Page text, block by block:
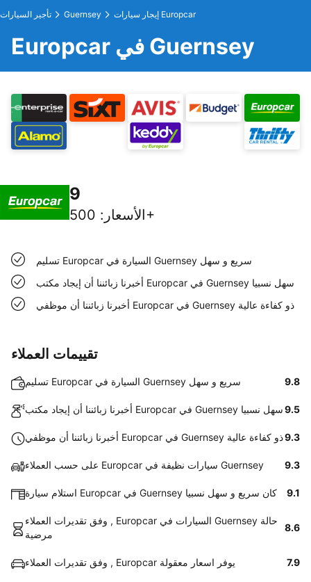
تأجير السيارات Guernsey إيجار سيارات Europcar
Europcar في Guernsey
9
الأسعار : 500+
تسليم Europcar السيارة في Guernsey سريع و سهل
أخبرنا زبائننا أن إيجاد مكتب Europcar في Guernsey سهل نسبيا
أخبرنا زبائننا أن موظفي Europcar في Guernsey ذو كفاءة عالية
تقييمات العملاء
تسليم Europcar السيارة في Guernsey سريع و سهل 9.8
أخبرنا زبائننا أن إيجاد مكتب Europcar في Guernsey سهل نسبيا9.5
أخبرنا زبائننا أن موظفي Europcar في Guernsey ذو كفاءة عالية9.3
على حسب العملاء Europcar سيارات نظيفة في Guernsey 9.3
استلام سيارة Europcar في Guernsey كان سريع و سهل نسبيا 9.1
وفق تقديرات العملاء , Europcar السيارات في Guernsey حالة
مرضية
8.6
وفق تقديرات العملاء , Europcar يوفر اسعار معقولة 7.9